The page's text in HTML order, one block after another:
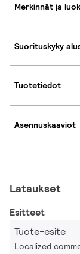
Merkinnät ja
Suorituskyky
Tuotetiedot
Asennuskaaviot
Lataukset
Esitteet
Tuote-esite
Localized